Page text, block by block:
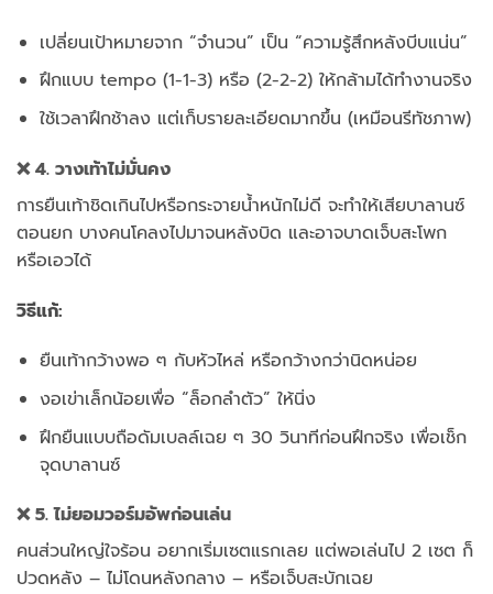
เปลี่ยนเป้าหมายจาก “จำนวน” เป็น “ความรู้สึกหลังบีบแน่น”
ฝึกแบบ tempo (1-1-3) หรือ (2-2-2) ให้กล้ามได้ทำงานจริง
ใช้เวลาฝึกช้าลง แต่เก็บรายละเอียดมากขึ้น (เหมือนรีทัชภาพ)
❌ 4. วางเท้าไม่มั่นคง
การยืนเท้าชิดเกินไปหรือกระจายน้ำหนักไม่ดี จะทำให้เสียบาลานซ์
ตอนยก บางคนโคลงไปมาจนหลังบิด และอาจบาดเจ็บสะโพก
หรือเอวได้
วิธีแก้:
ยืนเท้ากว้างพอ ๆ กับหัวไหล่ หรือกว้างกว่านิดหน่อย
งอเข่าเล็กน้อยเพื่อ “ล็อกลำตัว” ให้นิ่ง
ฝึกยืนแบบถือดัมเบลล์เฉย ๆ 30 วินาทีก่อนฝึกจริง เพื่อเช็ก
จุดบาลานซ์
❌ 5. ไม่ยอมวอร์มอัพก่อนเล่น
คนส่วนใหญ่ใจร้อน อยากเริ่มเซตแรกเลย แต่พอเล่นไป 2 เซต ก็
ปวดหลัง – ไม่โดนหลังกลาง – หรือเจ็บสะบักเฉย